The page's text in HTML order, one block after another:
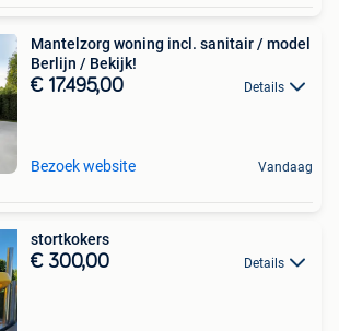
Mantelzorg woning incl. sanitair / model
Berlijn / Bekijk!
€ 17.495,00 Details
Bezoek website Vandaag
stortkokers
€ 300,00 Details